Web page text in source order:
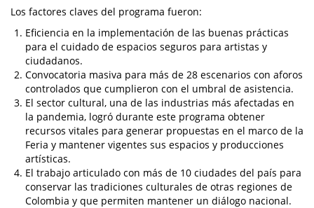
Los factores claves del programa fueron:
Eficiencia en la implementación de las buenas prácticas
para el cuidado de espacios seguros para artistas y
ciudadanos.
Convocatoria masiva para más de 28 escenarios con aforos
controlados que cumplieron con el umbral de asistencia.
El sector cultural, una de las industrias más afectadas en
la pandemia, logró durante este programa obtener
recursos vitales para generar propuestas en el marco de la
Feria y mantener vigentes sus espacios y producciones
artísticas.
El trabajo articulado con más de 10 ciudades del país para
conservar las tradiciones culturales de otras regiones de
Colombia y que permiten mantener un diálogo nacional.